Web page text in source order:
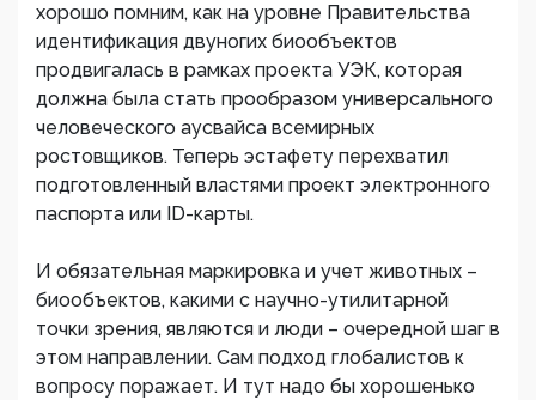
хорошо помним, как на уровне Правительства
идентификация двуногих биообъектов
продвигалась в рамках проекта УЭК, которая
должна была стать прообразом универсального
человеческого аусвайса всемирных
ростовщиков. Теперь эстафету перехватил
подготовленный властями проект электронного
паспорта или ID-карты.
И обязательная маркировка и учет животных –
биообъектов, какими с научно-утилитарной
точки зрения, являются и люди – очередной шаг в
этом направлении. Сам подход глобалистов к
вопросу поражает. И тут надо бы хорошенько